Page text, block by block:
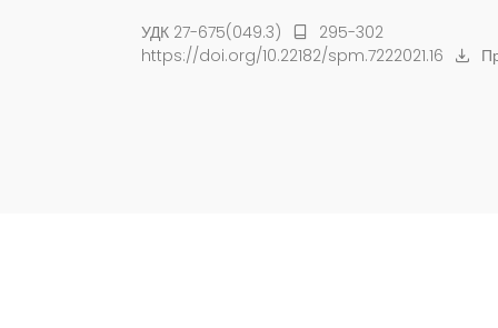
УДК 27-675(049.3)
295-302
https://doi.org/10.22182/spm.7222021.16